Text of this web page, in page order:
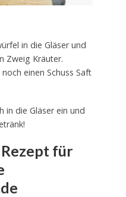
in die Gläser und
Zweig Kräuter.
einen Schuss Saft
in die Gläser ein und
für